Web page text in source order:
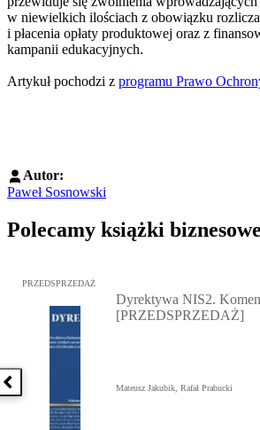
w niewielkich ilościach z obowiązku
i płacenia opłaty produktowej oraz z
kampanii edukacyjnych.
Artykuł pochodzi z programu Prawo
Autor:
Paweł Sosnowski
Polecamy książki biznesowe
Poprzednia książka
Przejdź do: Dyrektywa NIS2. Komentarz
PRZEDSPRZEDAŻ
Dyrektywa NIS2.
[PRZEDSPRZEDAŻ]
Mateusz Jakubik, Rafał Prabucki